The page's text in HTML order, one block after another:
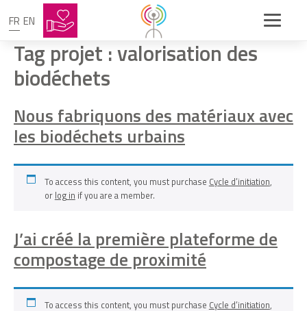
FR EN
Tag projet :valorisation des
biodéchets
Nous fabriquons des matériaux avec
les biodéchets urbains
To access this content, you must purchase Cycle d’initiation,
or log in if you are a member.
J’ai créé la première plateforme de
compostage de proximité
To access this content, you must purchase Cycle d’initiation,